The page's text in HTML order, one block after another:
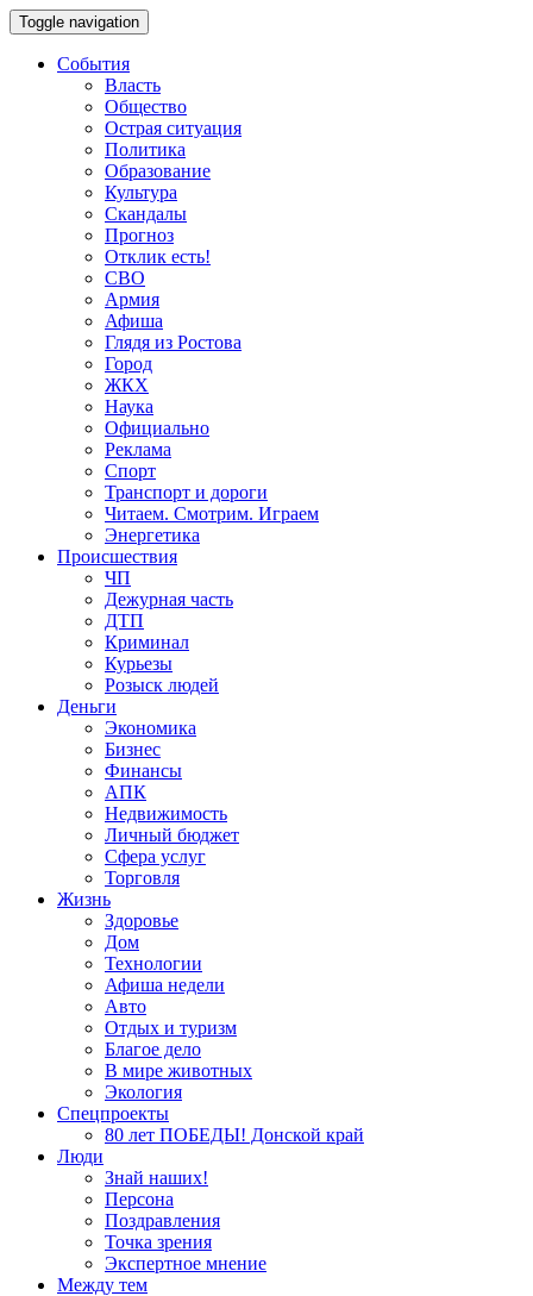
Toggle navigation
События
Власть
Общество
Острая ситуация
Политика
Образование
Культура
Скандалы
Прогноз
Отклик есть!
СВО
Армия
Афиша
Глядя из Ростова
Город
ЖКХ
Наука
Официально
Реклама
Спорт
Транспорт и дороги
Читаем. Смотрим. Играем
Энергетика
Происшествия
ЧП
Дежурная часть
ДТП
Криминал
Курьезы
Розыск людей
Деньги
Экономика
Бизнес
Финансы
АПК
Недвижимость
Личный бюджет
Сфера услуг
Торговля
Жизнь
Здоровье
Дом
Технологии
Афиша недели
Авто
Отдых и туризм
Благое дело
В мире животных
Экология
Спецпроекты
80 лет ПОБЕДЫ! Донской край
Люди
Знай наших!
Персона
Поздравления
Точка зрения
Экспертное мнение
Между тем